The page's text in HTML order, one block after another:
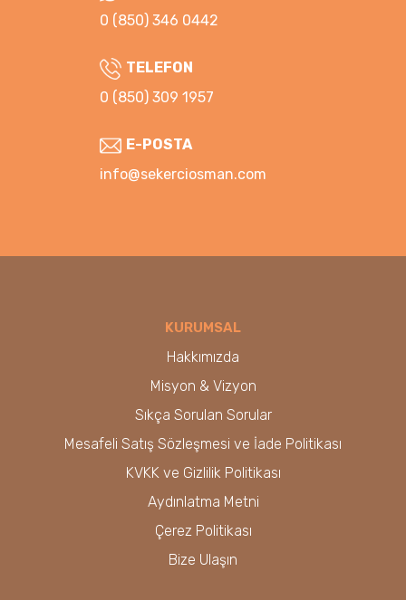
0 (850) 346 0442
TELEFON
0 (850) 309 1957
E-POSTA
info@sekerciosman.com
KURUMSAL
Hakkımızda
Misyon & Vizyon
Sıkça Sorulan Sorular
Mesafeli Satış Sözleşmesi ve İade Politikası
KVKK ve Gizlilik Politikası
Aydınlatma Metni
Çerez Politikası
Bize Ulaşın